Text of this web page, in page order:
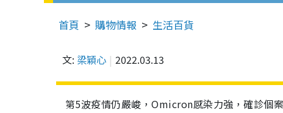
首頁 購物情報 生活百貨
文: 梁穎心 2022.03.13
第5波疫情仍嚴峻，Omicron感染力強，確診個